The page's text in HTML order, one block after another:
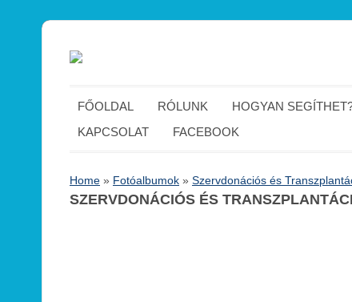
FŐOLDAL RÓLUNK HOGYAN
KAPCSOLAT
FACEBOOK
Home » Fotóalbumok » Szervdonációs és
SZERVDONÁCIÓS ÉS